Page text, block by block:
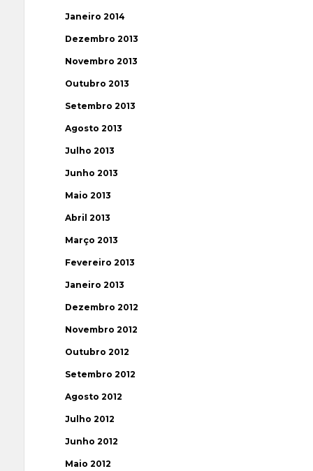
Janeiro 2014
Dezembro 2013
Novembro 2013
Outubro 2013
Setembro 2013
Agosto 2013
Julho 2013
Junho 2013
Maio 2013
Abril 2013
Março 2013
Fevereiro 2013
Janeiro 2013
Dezembro 2012
Novembro 2012
Outubro 2012
Setembro 2012
Agosto 2012
Julho 2012
Junho 2012
Maio 2012